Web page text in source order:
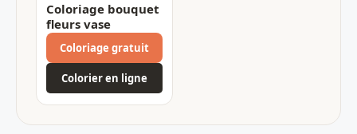
Coloriage bouquet
fleurs vase
Coloriage gratuit
Colorier en ligne